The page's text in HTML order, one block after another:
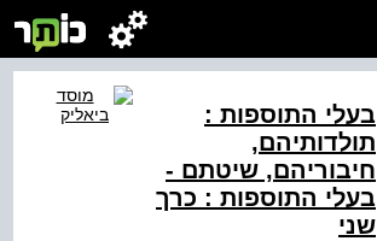
בעלי התוספות :
תולדותיהם,
חיבוריהם, שיטתם -
בעלי התוספות : כרך
שני